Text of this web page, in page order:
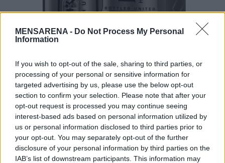
MENSARENA - Do Not Process My Personal
Information
If you wish to opt-out of the sale, sharing to third parties, or
processing of your personal or sensitive information for
targeted advertising by us, please use the below opt-out
section to confirm your selection. Please note that after your
opt-out request is processed you may continue seeing
interest-based ads based on personal information utilized by
us or personal information disclosed to third parties prior to
your opt-out. You may separately opt-out of the further
disclosure of your personal information by third parties on the
IAB’s list of downstream participants. This information may
Το #SuitChallenge επιστρέφει
Η νέα καμπάνια “Unite to Celebrate”
σηματοδοτεί επιπλέον την έναρξη νέου
κύματος της viral πρόκλησης #SuitChallenge,
με έμπνευση αυτή τη φορά από το
ποδόσφαιρο.